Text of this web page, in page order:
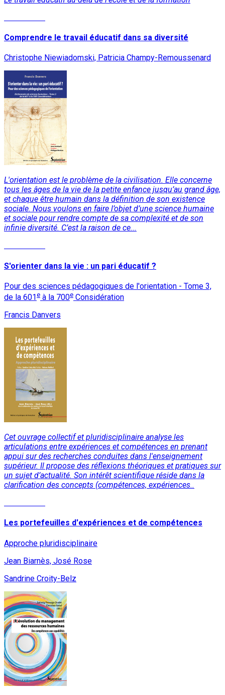
Comprendre le travail éducatif dans sa diversité
Christophe Niewiadomski, Patricia Champy-Remoussenard
L'orientation est le problème de la civilisation. Elle concerne
tous les âges de la vie de la petite enfance jusqu’au grand âge,
et chaque être humain dans la définition de son existence
sociale. Nous voulons en faire l’objet d’une science humaine
et sociale pour rendre compte de sa complexité et de son
infinie diversité. C’est la raison de ce...
S'orienter dans la vie : un pari éducatif ?
Pour des sciences pédagogiques de l'orientation - Tome 3,
de la 601e à la 700e Considération
Francis Danvers
Cet ouvrage collectif et pluridisciplinaire analyse les
articulations entre expériences et compétences en prenant
appui sur des recherches conduites dans l'enseignement
supérieur. Il propose des réflexions théoriques et pratiques sur
un sujet d’actualité. Son intérêt scientifique réside dans la
clarification des concepts (compétences, expériences..
Les portefeuilles d'expériences et de compétences
Approche pluridisciplinaire
Jean Biarnès, José Rose
Sandrine Croity-Belz